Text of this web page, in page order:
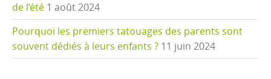
de l’été 1 août 2024
Pourquoi les premiers tatouages des parents sont
souvent dédiés à leurs enfants ? 11 juin 2024